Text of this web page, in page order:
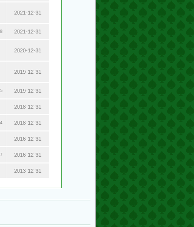
2021-12-31
2021-12-31
2020-12-31
2019-12-31
2019-12-31
2018-12-31
2018-12-31
2016-12-31
2016-12-31
2013-12-31